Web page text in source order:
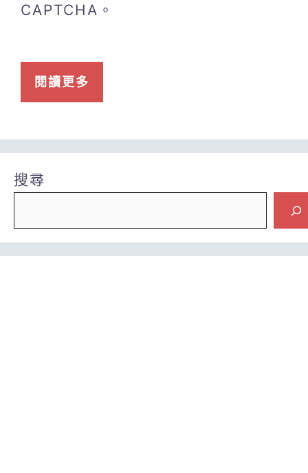
CAPTCHA。
閱讀更多
搜尋